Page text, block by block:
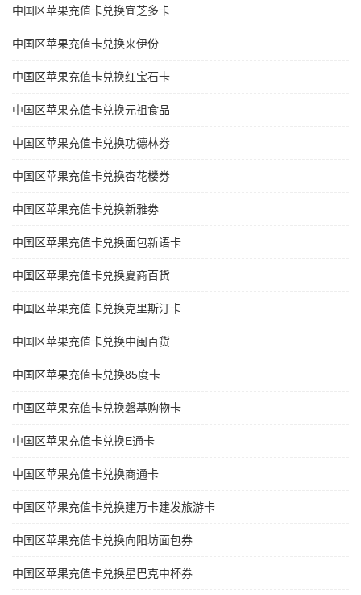
中国区苹果充值卡兑换宜芝多卡
中国区苹果充值卡兑换来伊份
中国区苹果充值卡兑换红宝石卡
中国区苹果充值卡兑换元祖食品
中国区苹果充值卡兑换功德林劵
中国区苹果充值卡兑换杏花楼劵
中国区苹果充值卡兑换新雅劵
中国区苹果充值卡兑换面包新语卡
中国区苹果充值卡兑换夏商百货
中国区苹果充值卡兑换克里斯汀卡
中国区苹果充值卡兑换中闽百货
中国区苹果充值卡兑换85度卡
中国区苹果充值卡兑换磐基购物卡
中国区苹果充值卡兑换E通卡
中国区苹果充值卡兑换商通卡
中国区苹果充值卡兑换建万卡建发旅游卡
中国区苹果充值卡兑换向阳坊面包券
中国区苹果充值卡兑换星巴克中杯券